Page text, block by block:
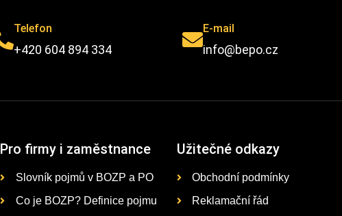
Telefon
+420 604 894 334
E-mail
info@bepo.cz
Pro firmy i zaměstnance
Slovník pojmů v BOZP a PO
Co je BOZP? Definice pojmu
Užitečné odkazy
Obchodní podmínky
Reklamační řád